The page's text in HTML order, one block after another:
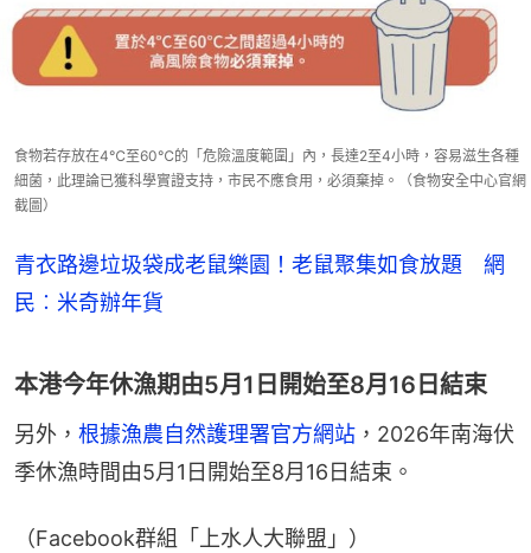
食物若存放在4℃至60℃的「危險溫度範圍」內，長達2至4小時，容易滋生各種
細菌，此理論已獲科學實證支持，市民不應食用，必須棄掉。（食物安全中心官網
截圖）
青衣路邊垃圾袋成老鼠樂園！老鼠聚集如食放題 網
民︰米奇辦年貨
本港今年休漁期由5月1日開始至8月16日結束
另外， 根據漁農自然護理署官方網站 ，2026年南海伏
季休漁時間由5月1日開始至8月16日結束。
（Facebook群組「上水人大聯盟」）